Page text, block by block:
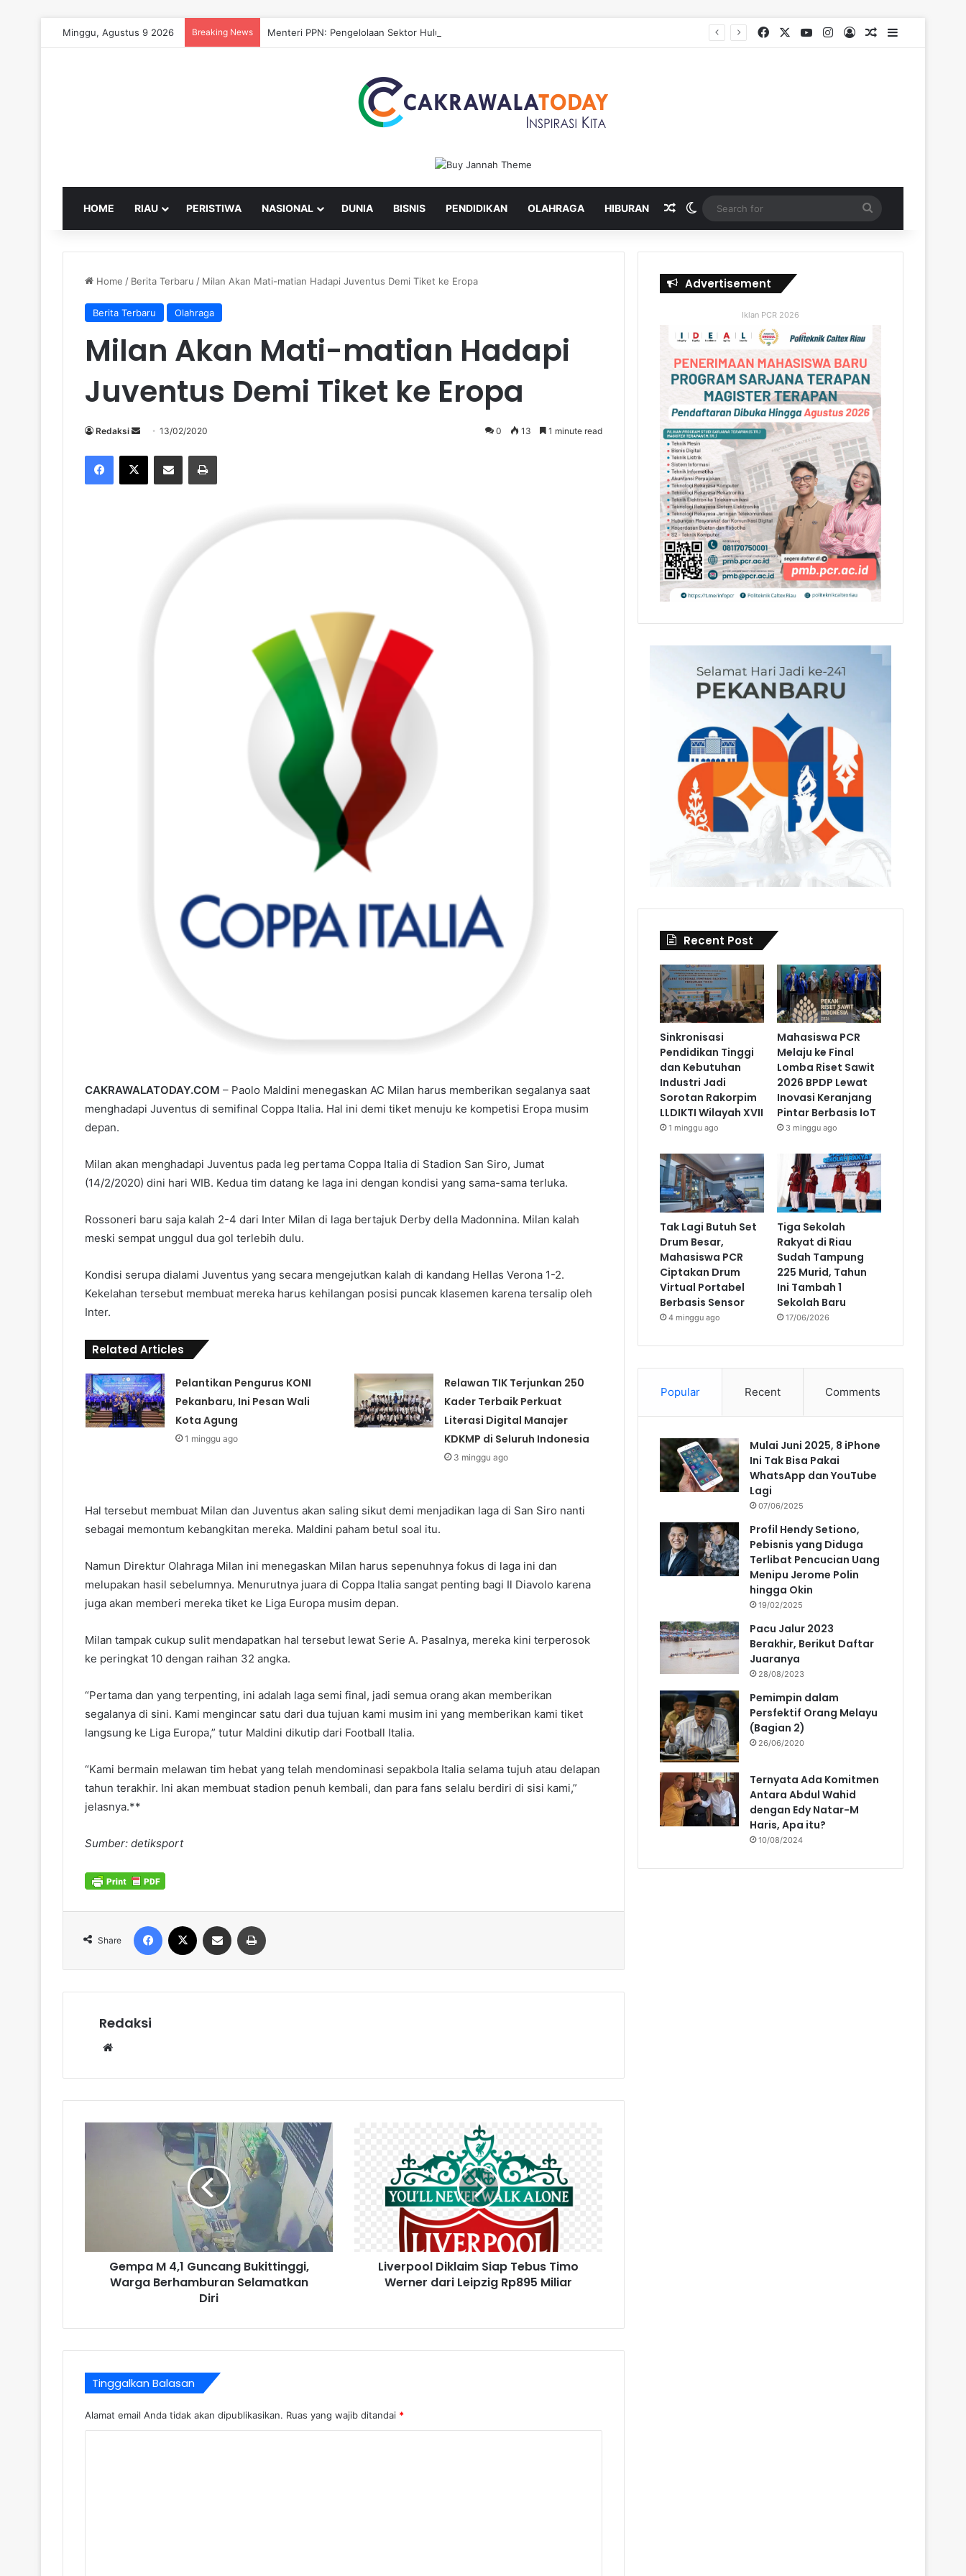
Minggu, Agustus 9 2026 Breaking News Menteri PPN: Pengelolaan Sektor Hulu untuk Hilirisasi Sawit FacebookYouTubeInstagram
Log InRandom Article
Sidebar
HOME RIAU PERISTIWA NASIONAL DUNIA BISNIS PENDIDIKAN OLAHRAGA HIBURAN Random Article
Switch skin
for
Home / Berita Terbaru / Milan Akan Mati-matian Hadapi Juventus Demi Tiket ke Eropa
Berita Terbaru Olahraga
Milan Akan Mati-matian Hadapi
Juventus Demi Tiket ke Eropa
Redaksi
Send13/02/2020 0 13 1 minute read
Facebook
X Share via Email Print
CAKRAWALATODAY.COM – Paolo Maldini menegaskan AC Milan harus memberikan segalanya saat
menghadapi Juventus di semifinal Coppa Italia. Hal ini demi tiket menuju ke kompetisi Eropa musim
depan.
Milan akan menghadapi Juventus pada leg pertama Coppa Italia di Stadion San Siro, Jumat
(14/2/2020) dini hari WIB. Kedua tim datang ke laga ini dengan kondisi yang sama-sama terluka.
Rossoneri baru saja kalah 2-4 dari Inter Milan di laga bertajuk Derby della Madonnina. Milan kalah
meski sempat unggul dua gol terlebih dulu.
Kondisi serupa dialami Juventus yang secara mengejutkan kalah di kandang Hellas Verona 1-2.
Kekelahan tersebut membuat mereka harus kehilangan posisi puncak klasemen karena tersalip oleh
Inter.
Related Articles
Pelantikan Pengurus KONI
Pekanbaru, Ini Pesan Wali
Kota Agung
1 minggu ago
Relawan TIK Terjunkan 250
Kader Terbaik Perkuat
Literasi Digital Manajer
KDKMP di Seluruh Indonesia
3 minggu ago
Hal tersebut membuat Milan dan Juventus akan saling sikut demi menjadikan laga di San Siro nanti
sebagai memontum kebangkitan mereka. Maldini paham betul soal itu.
Namun Direktur Olahraga Milan ini menegaskan Milan harus sepenuhnya fokus di laga ini dan
melupakan hasil sebelumnya. Menurutnya juara di Coppa Italia sangat penting bagi Il Diavolo karena
juga akan memberi mereka tiket ke Liga Europa musim depan.
Milan tampak cukup sulit mendapatkan hal tersebut lewat Serie A. Pasalnya, mereka kini terperosok
ke peringkat 10 dengan raihan 32 angka.
“Pertama dan yang terpenting, ini adalah laga semi final, jadi semua orang akan memberikan
segalanya di sini. Kami mengincar satu dari dua tujuan kami musim ini yang memberikan kami tiket
langsung ke Liga Europa,” tutur Maldini dikutip dari Football Italia.
“Kami bermain melawan tim hebat yang telah mendominasi sepakbola Italia selama tujuh atau delapan
tahun terakhir. Ini akan membuat stadion penuh kembali, dan para fans selalu berdiri di sisi kami,”
jelasnya.**
Sumber: detiksport
Share
Facebook Share via Email
Redaksi
Gempa M 4,1 Guncang Bukittinggi,
Warga Berhamburan Selamatkan
Diri
Liverpool Diklaim Siap Tebus Timo
Werner dari Leipzig Rp895 Miliar
Tinggalkan Balasan
Alamat email Anda tidak akan dipublikasikan. Ruas yang wajib ditandai *
Advertisement
Iklan PCR 2026
Recent Post
Sinkronisasi
Pendidikan Tinggi
dan Kebutuhan
Industri Jadi
Sorotan Rakorpim
LLDIKTI Wilayah XVII
1 minggu ago
Mahasiswa PCR
Melaju ke Final
Lomba Riset Sawit
2026 BPDP Lewat
Inovasi Keranjang
Pintar Berbasis IoT
3 minggu ago
Tak Lagi Butuh Set
Drum Besar,
Mahasiswa PCR
Ciptakan Drum
Virtual Portabel
Berbasis Sensor
4 minggu ago
Tiga Sekolah
Rakyat di Riau
Sudah Tampung
225 Murid, Tahun
Ini Tambah 1
Sekolah Baru
17/06/2026
Popular Recent Comments
Mulai Juni 2025, 8 iPhone
Ini Tak Bisa Pakai
WhatsApp dan YouTube
Lagi
07/06/2025
Profil Hendy Setiono,
Pebisnis yang Diduga
Terlibat Pencucian Uang
Menipu Jerome Polin
hingga Okin
19/02/2025
Pacu Jalur 2023
Berakhir, Berikut Daftar
Juaranya
28/08/2023
Pemimpin dalam
Persfektif Orang Melayu
(Bagian 2)
26/06/2020
Ternyata Ada Komitmen
Antara Abdul Wahid
dengan Edy Natar-M
Haris, Apa itu?
10/08/2024